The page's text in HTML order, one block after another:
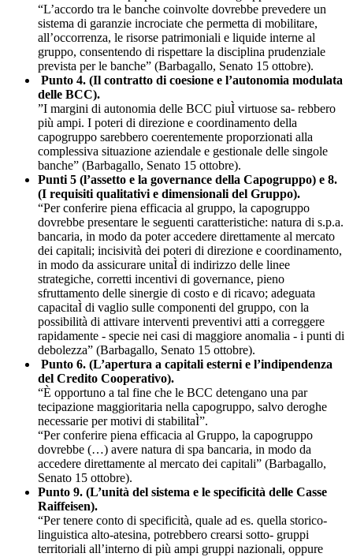
“L’accordo tra le banche coinvolte dovrebbe prevedere un
sistema di garanzie incrociate che permetta di mobilitare,
all’occorrenza, le risorse patrimoniali e liquide interne al
gruppo, consentendo di rispettare la disciplina prudenziale
prevista per le banche” (Barbagallo, Senato 15 ottobre).
Punto 4. (Il contratto di coesione e l’autonomia modulata
delle BCC).
”I margini di autonomia delle BCC piuÌ virtuose sa- rebbero
più ampi. I poteri di direzione e coordinamento della
capogruppo sarebbero coerentemente proporzionati alla
complessiva situazione aziendale e gestionale delle singole
banche” (Barbagallo, Senato 15 ottobre).
Punti 5 (l’assetto e la governance della Capogruppo) e 8.
(I requisiti qualitativi e dimensionali del Gruppo).
“Per conferire piena efficacia al gruppo, la capogruppo
dovrebbe presentare le seguenti caratteristiche: natura di s.p.a.
bancaria, in modo da poter accedere direttamente al mercato
dei capitali; incisività dei poteri di direzione e coordinamento,
in modo da assicurare unitaÌ di indirizzo delle linee
strategiche, corretti incentivi di governance, pieno
sfruttamento delle sinergie di costo e di ricavo; adeguata
capacitaÌ di vaglio sulle componenti del gruppo, con la
possibilità di attivare interventi preventivi atti a correggere
rapidamente - specie nei casi di maggiore anomalia - i punti di
debolezza” (Barbagallo, Senato 15 ottobre).
Punto 6. (L’apertura a capitali esterni e l’indipendenza
del Credito Cooperativo).
“È opportuno a tal fine che le BCC detengano una par
tecipazione maggioritaria nella capogruppo, salvo deroghe
necessarie per motivi di stabilitaÌ”.
“Per conferire piena efficacia al Gruppo, la capogruppo
dovrebbe (…) avere natura di spa bancaria, in modo da
accedere direttamente al mercato dei capitali” (Barbagallo,
Senato 15 ottobre).
Punto 9. (L’unità del sistema e le specificità delle Casse
Raiffeisen).
“Per tenere conto di specificità, quale ad es. quella storico-
linguistica alto-atesina, potrebbero crearsi sotto- gruppi
territoriali all’interno di più ampi gruppi nazionali, oppure